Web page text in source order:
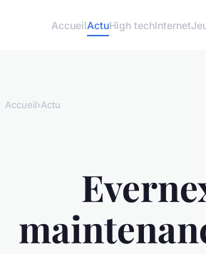
AccueilActuHigh techInternet
Accueil›Actu